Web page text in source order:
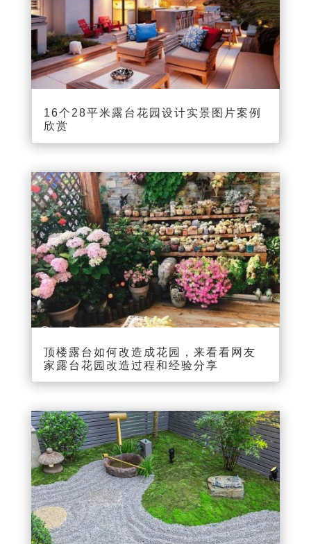
16个28平米露台花园设计实景图片案例
欣赏
顶楼露台如何改造成花园，来看看网友
家露台花园改造过程和经验分享